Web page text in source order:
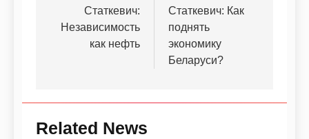
Статкевич:
Независимость
как нефть
Статкевич: Как
поднять
экономику
Беларуси?
Related News